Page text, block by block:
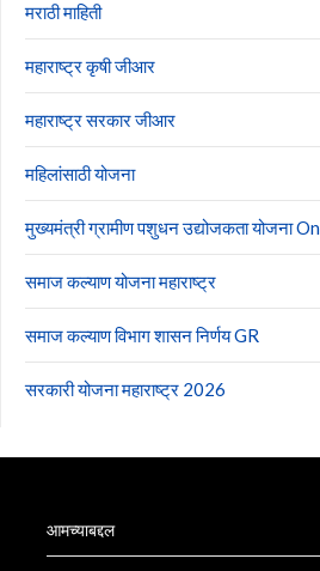
मराठी माहिती
महाराष्ट्र कृषी जीआर
महाराष्ट्र सरकार जीआर
महिलांसाठी योजना
मुख्यमंत्री ग्रामीण पशुधन उद्योजकता योजना
समाज कल्याण योजना महाराष्ट्र
समाज कल्याण विभाग शासन निर्णय GR
सरकारी योजना महाराष्ट्र 2026
आमच्याबद्दल